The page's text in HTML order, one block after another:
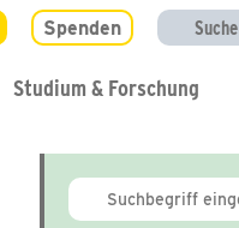
Spenden Suche
Studium & Forschung